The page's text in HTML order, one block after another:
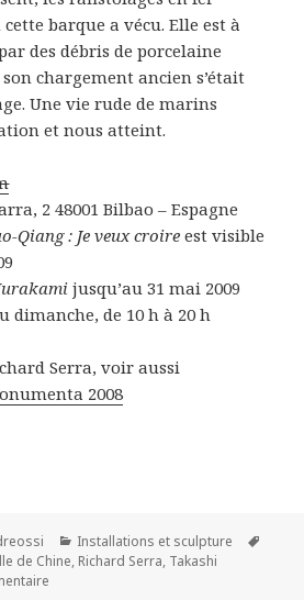
barque a vécu. Elle est à
des débris de porcelaine
chargement ancien s’était
Une vie rude de marins
et nous atteint.
2 48001 Bilbao – Espagne
Qiang : Je veux croire est visible
jusqu’au 31 mai 2009
dimanche, de 10 h à 20 h
Serra, voir aussi
2008
Catégories
Installations et sculpture
de Chine, Richard Serra, Takashi